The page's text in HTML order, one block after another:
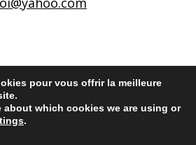
pour vous offrir la meilleure
about which cookies we are using or
.